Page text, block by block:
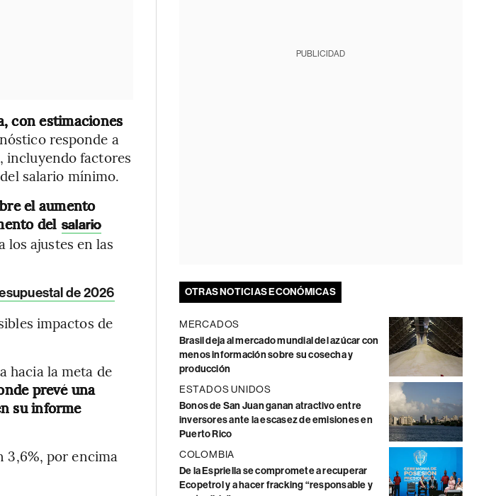
con estimaciones
responde a
incluyendo factores
salario mínimo.
el aumento
del salario
los ajustes en las
de 2026
impactos de
hacia la meta de
prevé una
su informe
3,6%, por encima
PUBLICIDAD
OTRAS NOTICIAS ECONÓMICAS
MERCADOS
Brasil deja al mercado mundial del azúcar con
menos información sobre su cosecha y
producción
ESTADOS UNIDOS
Bonos de San Juan ganan atractivo entre
inversores ante la escasez de emisiones en
Puerto Rico
COLOMBIA
De la Espriella se compromete a recuperar
Ecopetrol y a hacer fracking “responsable y